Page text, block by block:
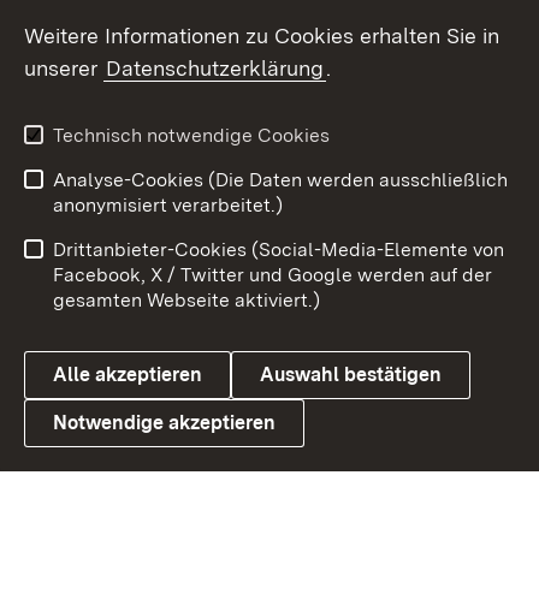
X / Twitter
Youtube
Link zum Landesportal
Impressum
Kontakt
Barrierefreiheit
Datenschutz
Cookies
Weitere Informationen zu Cookies erhalten Sie in
unserer Datenschutzerklärung.
Technisch notwendige Cookies
Analyse-Cookies (Die Daten werden ausschließlich
anonymisiert verarbeitet.)
Drittanbieter-Cookies (Social-Media-Elemente von
Facebook, X / Twitter und Google werden auf der
gesamten Webseite aktiviert.)
Alle akzeptieren Auswahl bestätigen
Notwendige akzeptieren